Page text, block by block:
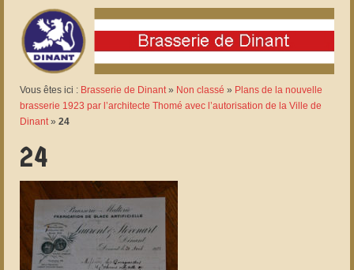
Vous êtes ici : Brasserie de Dinant» Non classé » Plans de la nouvelle
brasserie 1923 par l’architecte Thomé avec l’autorisation de la Ville de
Dinant» 24
24